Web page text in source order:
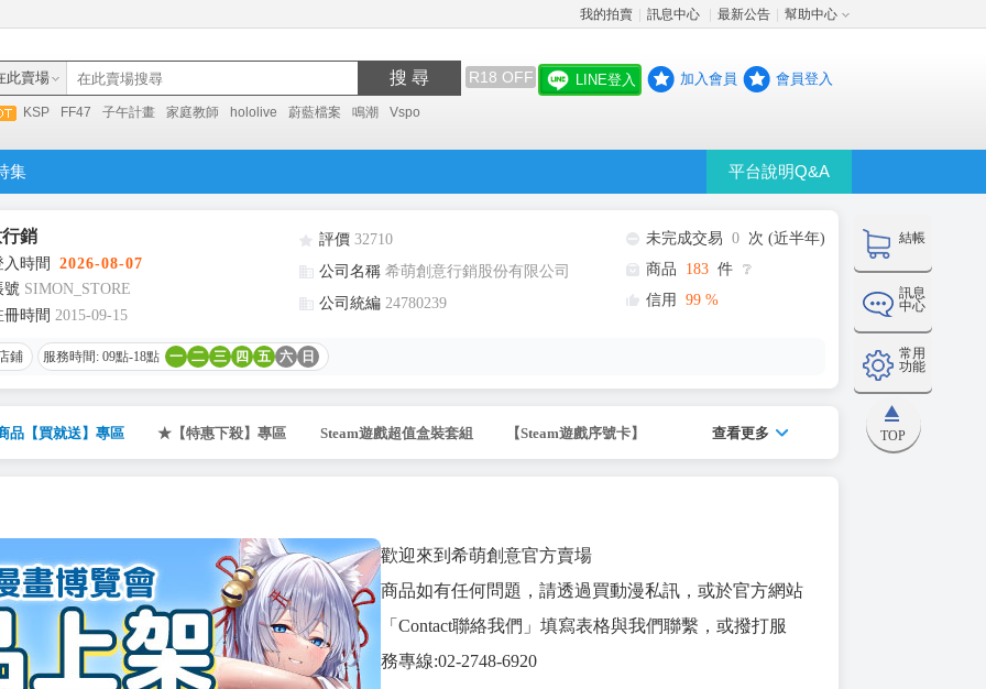
我的拍賣 訊息中心 最新公告 幫助中心
此賣場 搜 尋 R18 OFF
KSP FF47 子午計畫 家庭教師 hololive 蔚藍檔案 鳴潮 Vspo
LINE登入 加入會員 會員登入
集 平台說明Q&A
結帳
訊息
中心
常用
功能
TOP
銷
時間
2026-08-07
號 SIMON_STORE
時間 2015-09-15
評價 32710
公司名稱 希萌創意行銷股份有限公司
公司統編 24780239
未完成交易 0 次 (近半年)
商品
183 件 ❔
信用
99 %
鋪 服務時間: 09點-18點 一 二 三 四 五 六 日
品【買就送】專區 ★【特惠下殺】專區 Steam遊戲超值盒裝套組 【Steam遊戲序號卡】 查看更多
歡迎來到希萌創意官方賣場
商品如有任何問題，請透過買動漫私訊，或於官方網站
「Contact聯絡我們」填寫表格與我們聯繫，或撥打服
務專線:02-2748-6920